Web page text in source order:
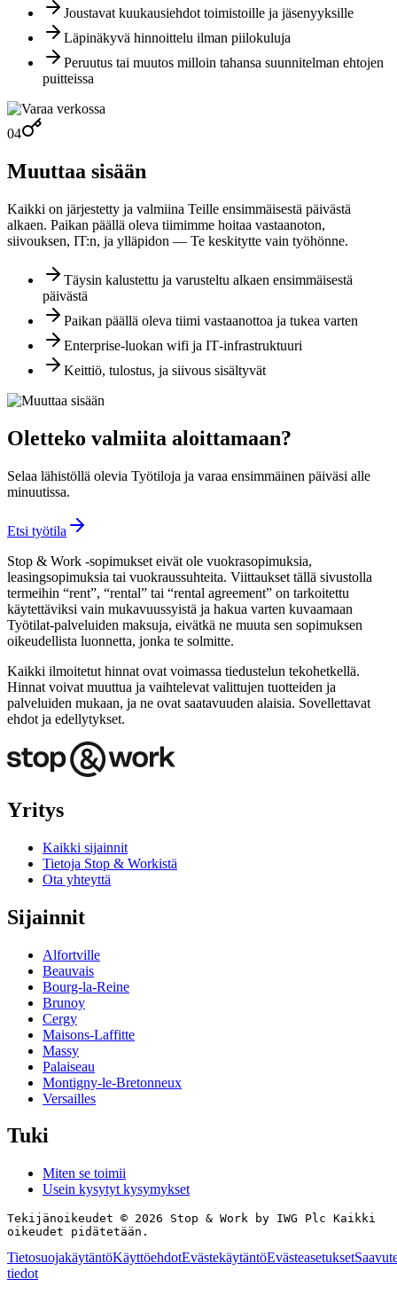
Joustavat kuukausiehdot toimistoille ja jäsenyyksille
Läpinäkyvä hinnoittelu ilman piilokuluja
Peruutus tai muutos milloin tahansa suunnitelman ehtojen
puitteissa
04
Muuttaa sisään
Kaikki on järjestetty ja valmiina Teille ensimmäisestä päivästä
alkaen. Paikan päällä oleva tiimimme hoitaa vastaanoton,
siivouksen, IT:n, ja ylläpidon — Te keskitytte vain työhönne.
Täysin kalustettu ja varusteltu alkaen ensimmäisestä
päivästä
Paikan päällä oleva tiimi vastaanottoa ja tukea varten
Enterprise‑luokan wifi ja IT‑infrastruktuuri
Keittiö, tulostus, ja siivous sisältyvät
Oletteko valmiita aloittamaan?
Selaa lähistöllä olevia Työtiloja ja varaa ensimmäinen päiväsi alle
minuutissa.
Etsi työtila
Stop & Work -sopimukset eivät ole vuokrasopimuksia,
leasingsopimuksia tai vuokraussuhteita. Viittaukset tällä sivustolla
termeihin “rent”, “rental” tai “rental agreement” on tarkoitettu
käytettäviksi vain mukavuussyistä ja hakua varten kuvaamaan
Työtilat‑palveluiden maksuja, eivätkä ne muuta sen sopimuksen
oikeudellista luonnetta, jonka te solmitte.
Kaikki ilmoitetut hinnat ovat voimassa tiedustelun tekohetkellä.
Hinnat voivat muuttua ja vaihtelevat valittujen tuotteiden ja
palveluiden mukaan, ja ne ovat saatavuuden alaisia. Sovellettavat
ehdot ja edellytykset.
Yritys
Kaikki sijainnit
Tietoja Stop & Workistä
Ota yhteyttä
Sijainnit
Alfortville
Beauvais
Bourg-la-Reine
Brunoy
Cergy
Maisons-Laffitte
Massy
Palaiseau
Montigny-le-Bretonneux
Versailles
Tuki
Miten se toimii
Usein kysytyt kysymykset
Tekijänoikeudet © 2026 Stop & Work by IWG Plc Kaikki
oikeudet pidätetään.
TietosuojakäytäntöKäyttöehdotEvästekäytäntöEvästeasetukset
tiedot